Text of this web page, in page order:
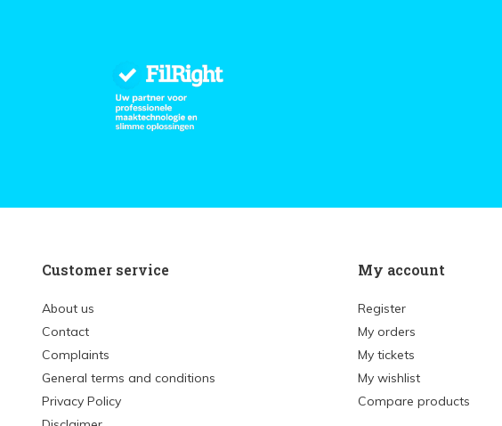
Customer service
About us
Contact
Complaints
General terms and conditions
Privacy Policy
My account
Register
My orders
My tickets
My wishlist
Compare products